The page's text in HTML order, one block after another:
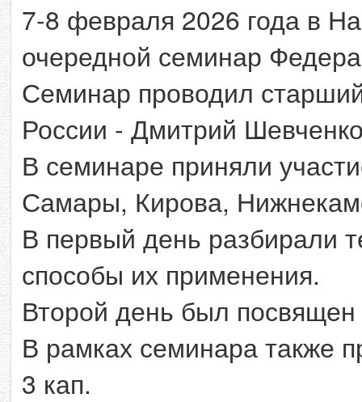
7-8 февраля 2026 года в
очередной семинар
Семинар проводил
России - Дмитрий
В семинаре приняли
Самары, Кирова,
В первый день разбирали
способы их применения.
Второй день был посвящен
В рамках семинара также
3 кап.